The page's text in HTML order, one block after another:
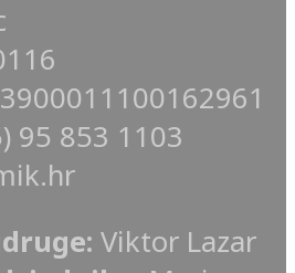
95 853 1103
Viktor Lazar